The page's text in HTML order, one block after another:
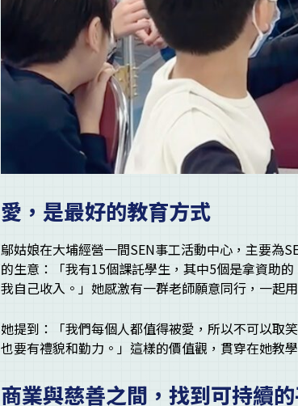
愛，是最好的教育方式
鄔姑娘在大埔經營一間SEN事工活動中心，主要為
的生意：「我有15個課託學生，其中5個是拿資助
我自己收入。」她感激有一群老師願意同行，一起
她提到：「我們每個人都值得被愛，所以不可以取
也要有禮貌和勤力。」這樣的價值觀，貫穿在她教
商業與慈善之間，找到可持續